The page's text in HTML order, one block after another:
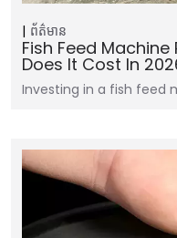
ព័ត៌មាន
Fish Feed
Does It Cost In
Investing in a fish feed